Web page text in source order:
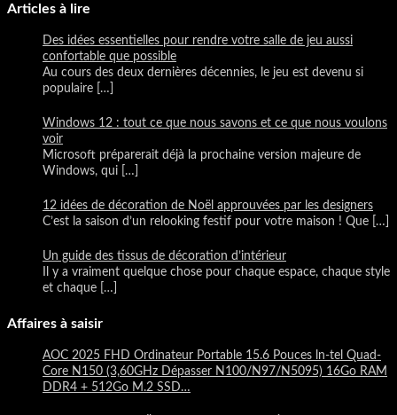
Articles à lire
Des idées essentielles pour rendre votre salle de jeu aussi
confortable que possible
Au cours des deux dernières décennies, le jeu est devenu si
populaire
[…]
Windows 12 : tout ce que nous savons et ce que nous voulons
voir
Microsoft préparerait déjà la prochaine version majeure de
Windows, qui
[…]
12 idées de décoration de Noël approuvées par les designers
C’est la saison d’un relooking festif pour votre maison ! Que
[…]
Un guide des tissus de décoration d’intérieur
Il y a vraiment quelque chose pour chaque espace, chaque style
et chaque
[…]
Affaires à saisir
AOC 2025 FHD Ordinateur Portable 15.6 Pouces ln-tel Quad-
Core N150 (3,60GHz Dépasser N100/N97/N5095) 16Go RAM
DDR4 + 512Go M.2 SSD…